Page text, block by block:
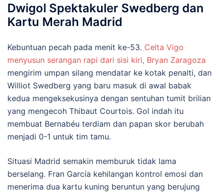
Dwigol Spektakuler Swedberg dan
Kartu Merah Madrid
Kebuntuan pecah pada menit ke-53. Celta Vigo
menyusun serangan rapi dari sisi kiri, Bryan Zaragoza
mengirim umpan silang mendatar ke kotak penalti, dan
Williot Swedberg yang baru masuk di awal babak
kedua mengeksekusinya dengan sentuhan tumit brilian
yang mengecoh Thibaut Courtois. Gol indah itu
membuat Bernabéu terdiam dan papan skor berubah
menjadi 0-1 untuk tim tamu.
Situasi Madrid semakin memburuk tidak lama
berselang. Fran García kehilangan kontrol emosi dan
menerima dua kartu kuning beruntun yang berujung